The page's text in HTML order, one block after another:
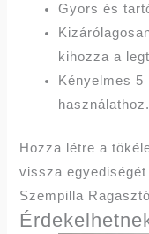
Gyors és
kihozza a
Kényelmes
használathoz.
Hozza létre a
vissza
Szempilla